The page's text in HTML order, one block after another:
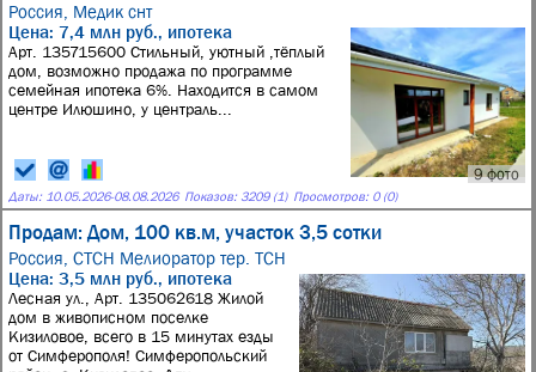
Россия, Медик снт
9 фото
Цена: 7,4 млн руб., ипотека
Арт. 135715600 Стильный, уютный ,тёплый
дом, возможно продажа по программе
семейная ипотека 6%. Находится в самом
центре Илюшино, у централь...
Даты: 10.05.2026-08.08.2026 Показов: 3209 (1) Просмотров: 0 (0)
Продам: Дом, 100 кв.м, участок 3,5 сотки
Россия, СТСН Мелиоратор тер. ТСН
Цена: 3,5 млн руб., ипотека
Лесная ул., Арт. 135062618 Жилой
дом в живописном поселке
Кизиловое, всего в 15 минутах езды
от Симферополя! Симферопольский